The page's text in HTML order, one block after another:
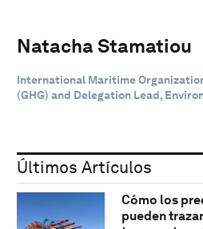
Natacha Stamatiou
International Maritime
(GHG) and Delegation Lead,
Últimos Artículos
Cómo los
pueden